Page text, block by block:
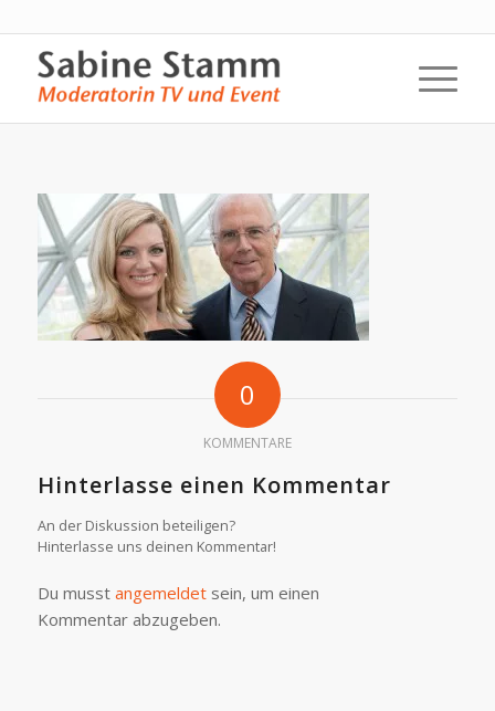
0
KOMMENTARE
Hinterlasse einen Kommentar
An der Diskussion beteiligen?
Hinterlasse uns deinen Kommentar!
Du musst angemeldetsein, um einen
Kommentar abzugeben.